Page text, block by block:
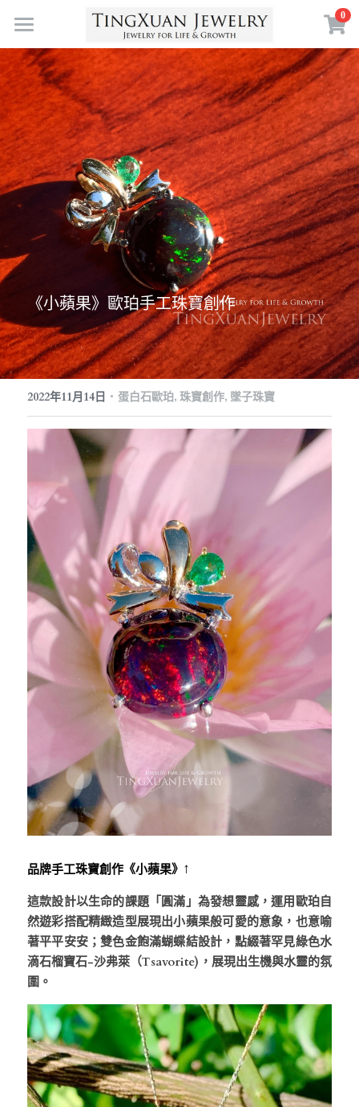
0
首頁
珠寶訂製
送給自己
送給愛的人
送給重要的人
送給現在的自己
為人生的某個決定
生日／人生里程碑
定製案例
訂製預約
珠寶收藏
寶石故事
空中花園
珠寶策展
符號力量
珠寶創作
珠寶知識
珠寶保養
靈感採集
珠寶鑑賞
鑑賞課程
認識 TXJ
常見問答
搜索
繁體中文
繁體中文
English
珠寶藝廊
《小蘋果》歐珀手工珠寶創作
2022年11月14日 · 蛋白石歐珀, 珠寶創作, 墜子珠寶
品牌手工珠寶創作《小蘋果》↑
這款設計以生命的課題「圓滿」為發想靈感，運用歐珀自
然遊彩搭配精緻造型展現出小蘋果般可愛的意象，也意喻
著平平安安；雙色金飽滿蝴蝶結設計，點綴著罕見綠色水
滴石榴寶石-沙弗萊（Tsavorite)，展現出生機與水靈的氛
圍。
×
商品分類
寶石體驗